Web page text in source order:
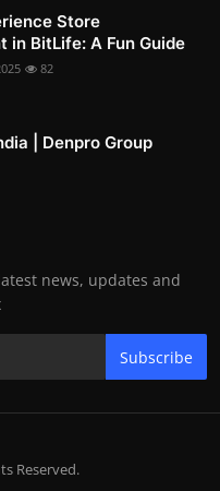
Store
in BitLife: A Fun Guide
82
| Denpro Group
news, updates and
Subscribe
Reserved.